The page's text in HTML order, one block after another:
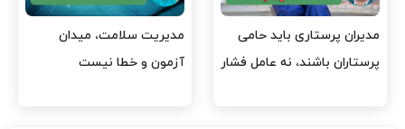
وقت وزیر بهداشت باید صرف
افتتاح پروژه‌ها شود؟
واردات دارو و کالاهای اساسی
باید در اولویت تخصیص ارز